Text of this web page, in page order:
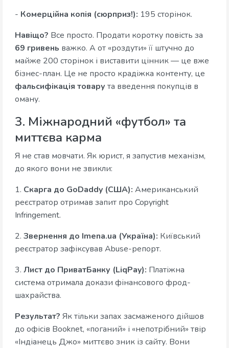
- Комерційна копія (сюрприз!): 195 сторінок.
Навіщо? Все просто. Продати коротку повість за
69 гривень важко. А от «роздути» її штучно до
майже 200 сторінок і виставити цінник — це вже
бізнес-план. Це не просто крадіжка контенту, це
фальсифікація товару та введення покупців в
оману.
3. Міжнародний «футбол» та
миттєва карма
Я не став мовчати. Як юрист, я запустив механізм,
до якого вони не звикли:
1. Скарга до GoDaddy (США): Американський
реєстратор отримав запит про Copyright
Infringement.
2. Звернення до Imena.ua (Україна): Київський
реєстратор зафіксував Abuse-репорт.
3. Лист до ПриватБанку (LiqPay): Платіжна
система отримала докази фінансового фрод-
шахрайства.
Результат? Як тільки запах засмаженого дійшов
до офісів Booknet, «поганий» і «непотрібний» твір
«Індіанець Джо» миттєво зник із сайту. Вони